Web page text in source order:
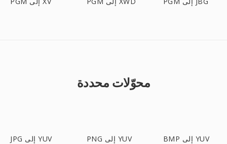
محوّلات محددة
JPG إلى YUV PNG إلى YUV BMP إلى YUV